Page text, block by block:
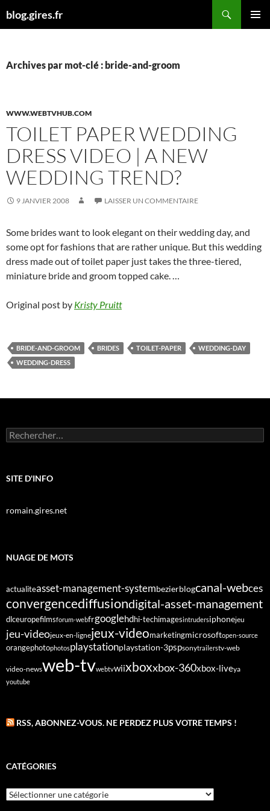
aublog.gires.fr
Archives par mot-clé : bride-and-groom
WWW.WEBTVHUB.COM
TOILET PAPER WEDDING
DRESS VIDEO | A NEW
WEDDING TREND?
9 JANVIER 2008 LAISSER UN COMMENTAIRE
Some brides want to look elegant on their wedding day, and
some opt for fashions that are rather unique. But this wedding
dress made out of toilet paper just takes the three-tiered,
miniature bride and groom topped cake. …
Original post by Kristy Pruitt
BRIDE-AND-GROOM BRIDES TOILET-PAPER
WEDDING-DAY
WEDDING-DRESS
Rechercher :
SITE D'INFO
romain.gires.net
NUAGE DE MOTS
actualiteasset-management-systembezierblogcanal-webces
convergencediffusiondigital-asset-management
dlceuropefilmsforum-webfrgooglehdhi-techimagesintrudersiphonejeu
jeu-videojeux-en-lignejeux-videomarketingmicrosoftopen-source
orangephotophotosplaystationplaystation-3pspsonytrailerstv-web
video-newsweb-tvwebtvwiixboxxbox-360xbox-liveya
youtube
RSS, ABONNEZ-VOUS. NE PERDEZ PLUS VOTRE TEMPS !
CATÉGORIES
Catégories